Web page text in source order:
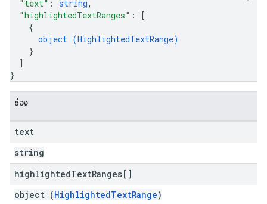
"text" : string,
"highlightedTextRanges" :
[
{
object (HighlightedTextRange)
}
]
}
ช่อง
text
string
highlightedTextRanges[]
object (HighlightedTextRange)